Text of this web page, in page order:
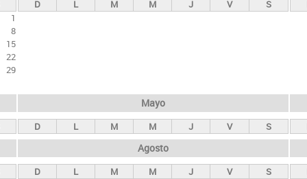
1
8
15
22
29
D L M M J V S
Mayo
D L M M J V S
Agosto
D L M M J V S